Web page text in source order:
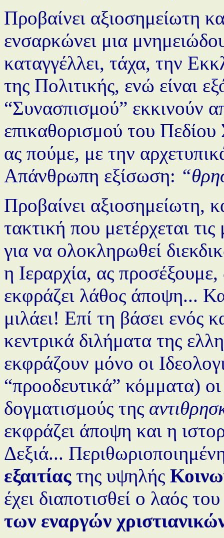
Προβαίνει αξιοσημείωτη
ενσαρκώνει μια
καταγγέλλει, τάχα, την
της Πολιτικής, ενώ είναι
“Συνασπισμού” εκκινούν
επικαθορισμού του
ας πούμε, με την
Απάνθρωπη εξίσωση:
Προβαίνει αξιοσημείωτη,
τακτική που μετέρχεται
για να ολοκληρωθεί
η Ιεραρχία, ας προσέξουμε,
εκφράζει λάθος άποψη...
μιλάει! Επί τη βάσει ενός
κεντρικά διλήματα της
εκφράζουν μόνο οι
“προοδευτικά” κόμματα)
δογματισμούς της
εκφράζει άποψη και η
Δεξιά...
εξαιτίας της υψηλής
έχει διαποτισθεί ο λαός
των εναργών